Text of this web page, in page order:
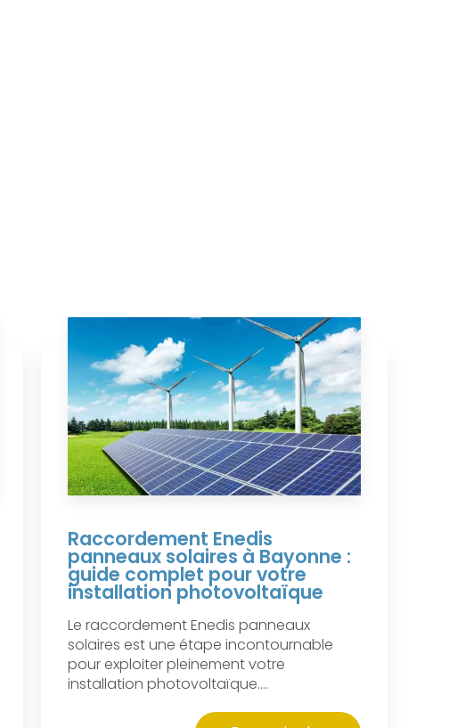
Raccordement Enedis
panneaux solaires à Bayonne :
guide complet pour votre
installation photovoltaïque
Le raccordement Enedis panneaux
solaires est une étape incontournable
pour exploiter pleinement votre
installation photovoltaïque....